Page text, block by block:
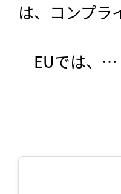
は、コンプラ
EUでは、…